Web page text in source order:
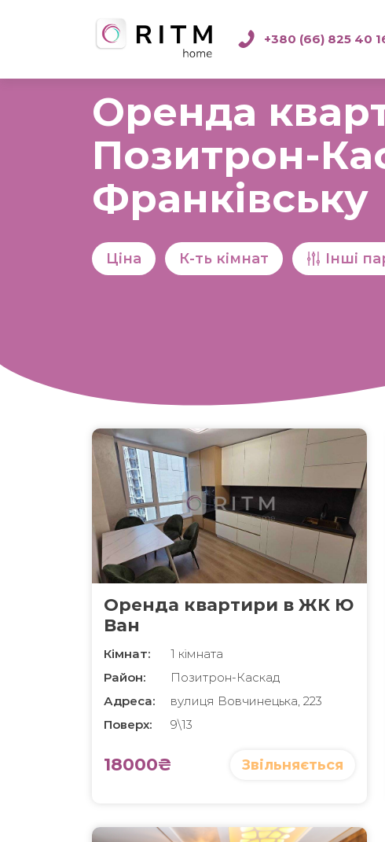
+380 (66) 825 40
Оренда
Позитрон-
Франківську
Ціна К-ть кімнат Інші
Оренда квартири в ЖК Ю
Ван
Кімнат:
1 кімната
Район:
Позитрон-Каскад
Адреса:
вулиця Вовчинецька, 223
Поверх:
9\13
18000₴ Звільняється